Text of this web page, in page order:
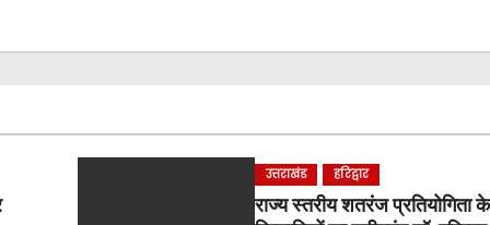
उत्तराखंड हरिद्वार
राज्य स्तरीय शतरंज प्रतियोगिता